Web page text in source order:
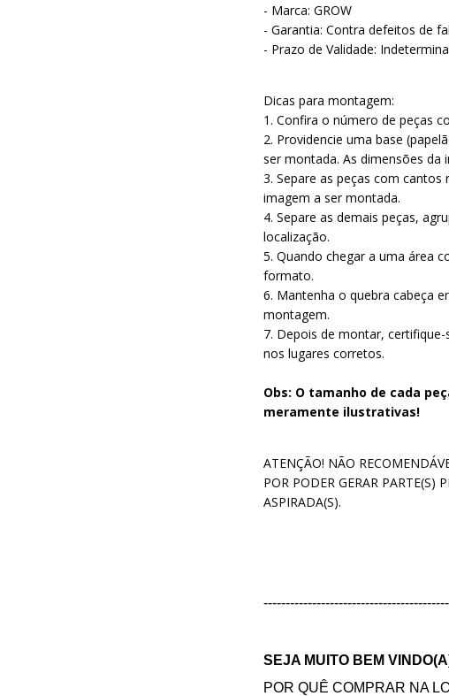
- Marca: GROW
- Garantia: Contra defeitos de
- Prazo de Validade:
Dicas para montagem:
1. Confira o número de peças
2. Providencie uma base
ser montada. As dimensões da
3. Separe as peças com
imagem a ser montada.
4. Separe as demais peças,
localização.
5. Quando chegar a uma área
formato.
6. Mantenha o quebra cabeça
montagem.
7. Depois de montar,
nos lugares corretos.
Obs: O tamanho de cada
meramente ilustrativas!
ATENÇÃO! NÃO
POR PODER GERAR PARTE(S)
ASPIRADA(S).
SEJA MUITO BEM
POR QUÊ COMPRAR NA